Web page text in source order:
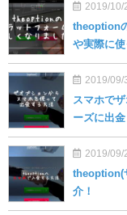
2019/10/
theoption
や実際に使
2019/09/
スマホで
ーズに出金
2019/09/
theoption(
介！